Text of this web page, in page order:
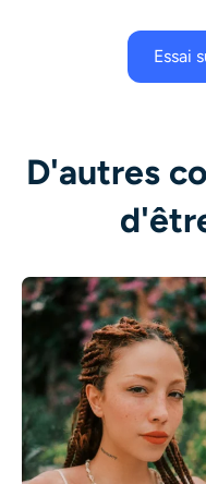
Essai
D'autres